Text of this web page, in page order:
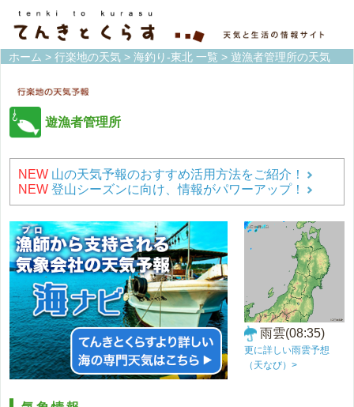
ホーム > 行楽地の天気 > 海釣り-東北 一覧 > 遊漁者管理所の天気
遊漁者管理所
NEW 山の天気予報のおすすめ活用方法をご紹介！
NEW 登山シーズンに向け、情報がパワーアップ！
雨雲(08:35)
更に詳しい雨雲予想
（天なび）>